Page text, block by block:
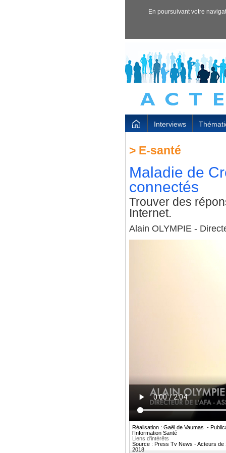
En poursuivant votre
Interviews
>E-santé
Maladie de
connectés
Trouver des
Internet.
Alain OLYMPIE -
Réalisation : Gaël de Vaumas -
l’Information Santé
Liens d'intérêts
Source : Press Tv News - Acteurs de
2018